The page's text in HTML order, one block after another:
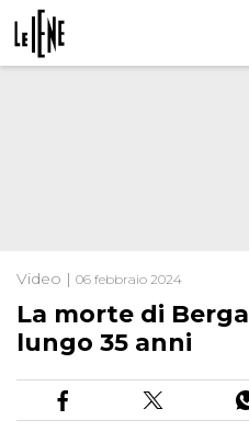
Video | 06 febbraio 2024
La morte di
lungo 35 anni